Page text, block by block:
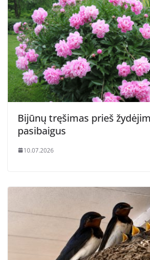
Bijūnų tręšimas prieš
pasibaigus
10.07.2026